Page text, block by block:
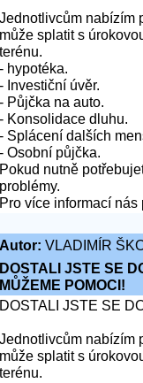
Jednotlivcům nabízím
může splatit s
terénu.
- hypotéka.
- Investiční úvěr.
- Půjčka na auto.
- Konsolidace dluhu.
- Splácení dalších
- Osobní půjčka.
Pokud nutně
problémy.
Pro více informací nás
Autor: VLADIMÍR
DOSTALI JSTE SE
MŮŽEME POMOCI!
DOSTALI JSTE SE
Jednotlivcům nabízím
může splatit s
terénu.